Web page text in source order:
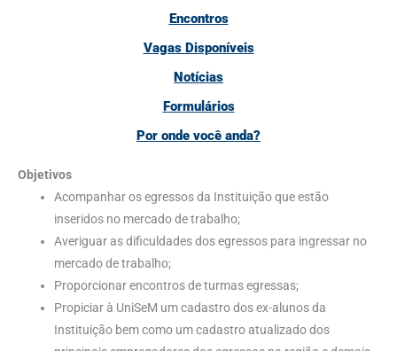
Encontros
Vagas Disponíveis
Notícias
Formulários
Por onde você anda?
Objetivos
Acompanhar os egressos da Instituição que estão
inseridos no mercado de trabalho;
Averiguar as dificuldades dos egressos para ingressar no
mercado de trabalho;
Proporcionar encontros de turmas egressas;
Propiciar à UniSeM um cadastro dos ex-alunos da
Instituição bem como um cadastro atualizado dos